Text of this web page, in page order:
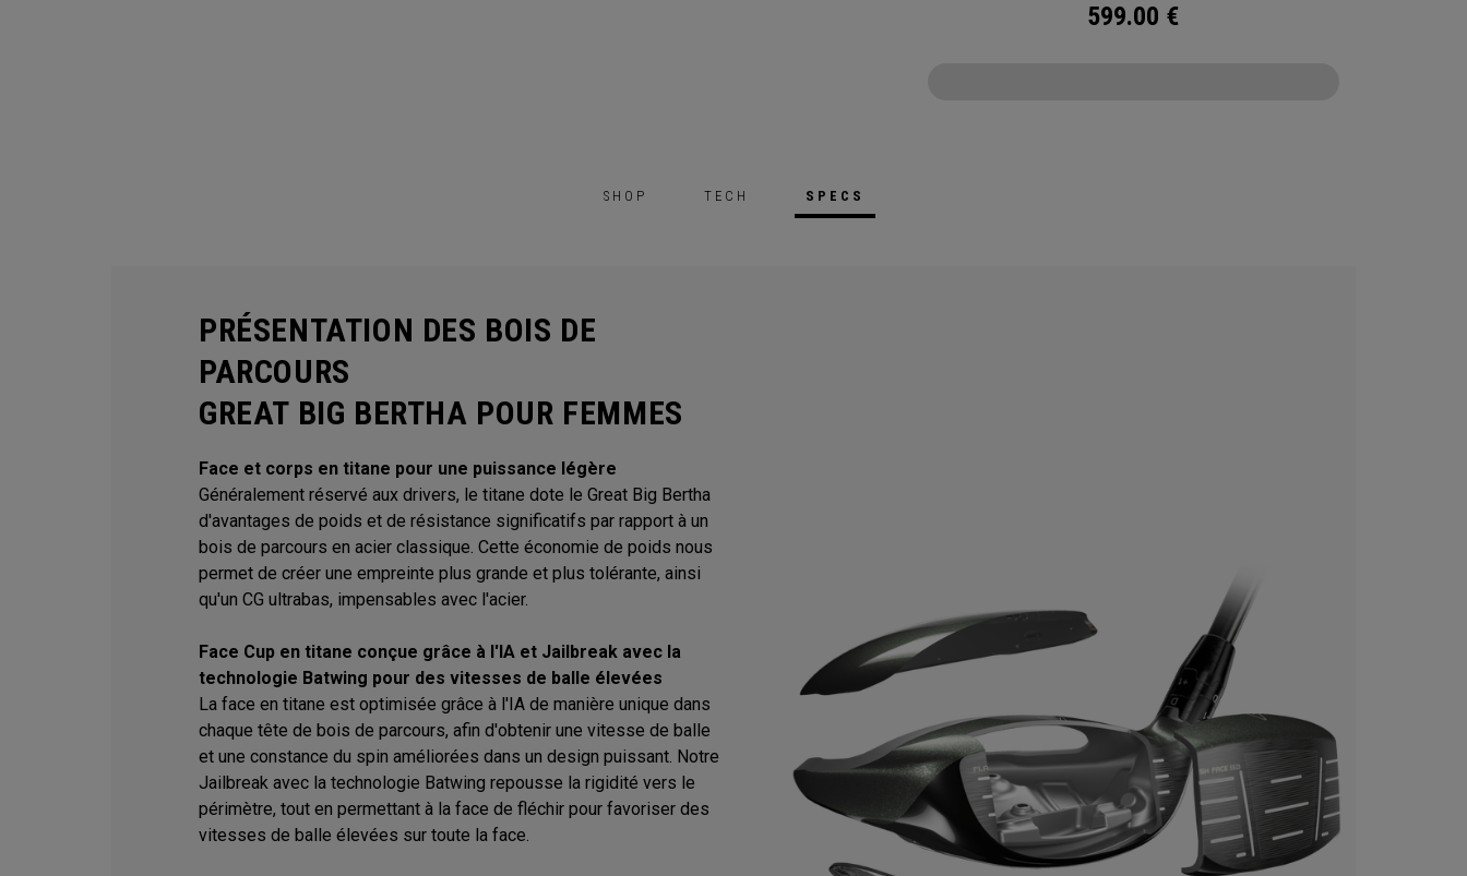
599.00 €
SHOP TECH SPECS
PRÉSENTATION DES BOIS DE
PARCOURS
GREAT BIG BERTHA POUR FEMMES
Face et corps en titane pour une puissance légère
Généralement réservé aux drivers, le titane dote le Great Big Bertha
d'avantages de poids et de résistance significatifs par rapport à un
bois de parcours en acier classique. Cette économie de poids nous
permet de créer une empreinte plus grande et plus tolérante, ainsi
qu'un CG ultrabas, impensables avec l'acier.
Face Cup en titane conçue grâce à l'IA et Jailbreak avec la
technologie Batwing pour des vitesses de balle élevées
La face en titane est optimisée grâce à l'IA de manière unique dans
chaque tête de bois de parcours, afin d'obtenir une vitesse de balle
et une constance du spin améliorées dans un design puissant. Notre
Jailbreak avec la technologie Batwing repousse la rigidité vers le
périmètre, tout en permettant à la face de fléchir pour favoriser des
vitesses de balle élevées sur toute la face.